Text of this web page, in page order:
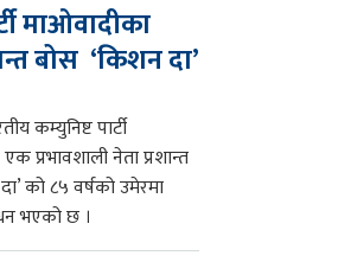
माओवादीका
बोस ‘किशन दा’
कम्युनिष्ट पार्टी
प्रभावशाली नेता प्रशान्त
को ८५ वर्षको उमेरमा
भएको छ ।